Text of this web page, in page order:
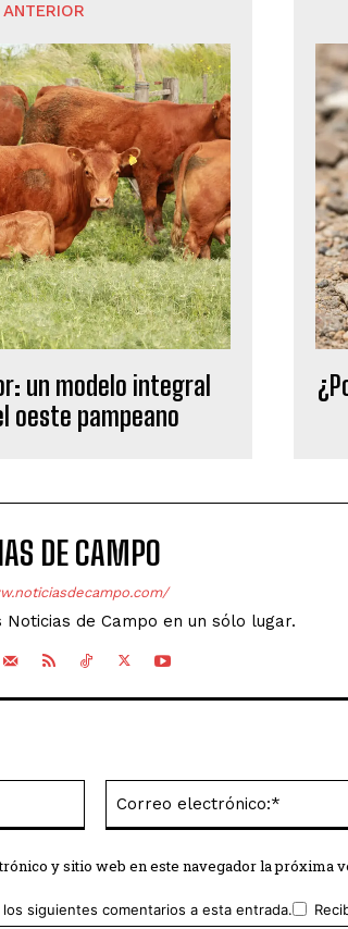
un modelo integral
oeste pampeano
DE CAMPO
Noticias de Campo en un sólo lugar.
y sitio web en este navegador la próxima
siguientes comentarios a esta entrada.